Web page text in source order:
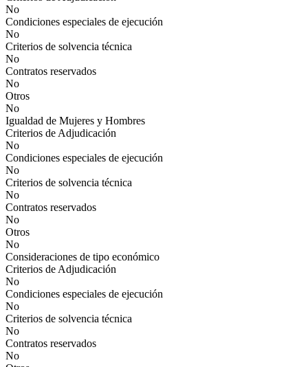
No
Condiciones especiales de ejecución
No
Criterios de solvencia técnica
No
Contratos reservados
No
Otros
No
Igualdad de Mujeres y Hombres
Criterios de Adjudicación
No
Condiciones especiales de ejecución
No
Criterios de solvencia técnica
No
Contratos reservados
No
Otros
No
Consideraciones de tipo económico
Criterios de Adjudicación
No
Condiciones especiales de ejecución
No
Criterios de solvencia técnica
No
Contratos reservados
No